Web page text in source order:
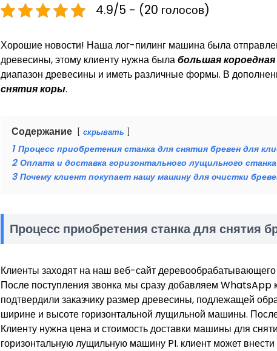
4.9/5 - (20 голосов)
Хорошие новости! Наша лог-пилинг машина была
древесины, этому клиенту нужна былабольшая
диапазон древесины и иметь различные формы. В
снятия коры.
Содержание скрывать
1 Процесс приобретения станка для снятия бревен для
2 Оплата и доставка горизонтального лущильного станка
3 Почему клиент покупает нашу машину для очистки
Процесс приобретения станка для снятия
Клиенты заходят на наш веб-сайт
После поступления звонка мы сразу добавляем
подтвердили заказчику размер древесины, подлежащей
ширине и высоте горизонтальной лущильной машины.
Клиенту нужна цена и стоимость доставки машины для
горизонтальную лущильную машину PI. клиент может